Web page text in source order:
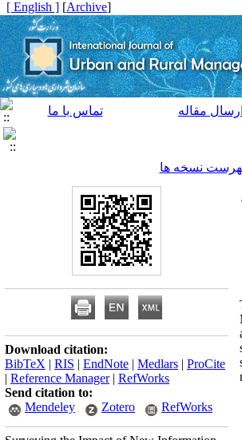
[
Archive
]
[ English ]
ارسال مقاله تماس با ما
نسخه ها
Download citation:
BibTeX | RIS | EndNote | Medlars | ProCite
| Reference Manager| RefWorks
Send citation to:
Mendeley
Zotero RefWorks